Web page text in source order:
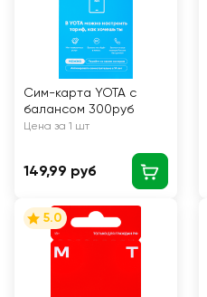
Сим-карта YOTA с
балансом 300руб
Цена за 1 шт
149,99 руб
5.0